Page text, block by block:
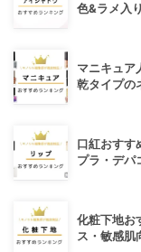
色&ラメ入
マニキュア
乾タイプの
口紅おすす
プラ・デパ
化粧下地お
ス・敏感肌